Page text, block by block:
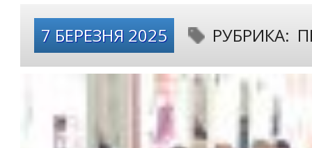
7 БЕРЕЗНЯ 2025 РУБРИКА: